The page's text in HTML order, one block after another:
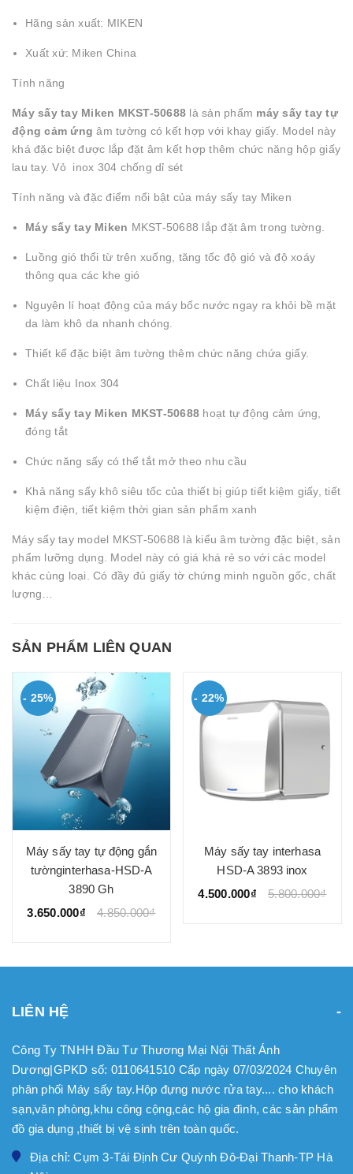
Hãng sản xuất: MIKEN
Xuất xứ: Miken China
Tính năng
Máy sấy tay Miken MKST-50688 là sản phẩm máy sấy tay tự
động cảm ứng âm tường có kết hợp với khay giấy. Model này
khá đặc biệt được lắp đặt âm kết hợp thêm chức năng hộp giấy
lau tay. Vỏ inox 304 chống dỉ sét
Tính năng và đặc điểm nổi bật của máy sấy tay Miken
Máy sấy tay Miken MKST-50688 lắp đặt âm trong tường.
Luồng gió thổi từ trên xuống, tăng tốc độ gió và độ xoáy
thông qua các khe gió
Nguyên lí hoạt động của máy bốc nước ngay ra khỏi bề mặt
da làm khô da nhanh chóng.
Thiết kế đặc biệt âm tường thêm chức năng chứa giấy.
Chất liệu Inox 304
Máy sấy tay Miken MKST-50688 hoạt tự động cảm ứng,
đóng tắt
Chức năng sấy có thể tắt mở theo nhu cầu
Khả năng sấy khô siêu tốc của thiết bị giúp tiết kiệm giấy, tiết
kiệm điện, tiết kiệm thời gian sản phẩm xanh
Máy sấy tay model MKST-50688 là kiểu âm tường đặc biệt, sản
phẩm lưỡng dụng. Model này có giá khá rẻ so với các model
khác cùng loại. Có đầy đủ giấy tờ chứng minh nguồn gốc, chất
lượng…
SẢN PHẨM LIÊN QUAN
- 25%
Máy sấy tay tự động gắn
tườnginterhasa-HSD-A
3890 Gh
3.650.000₫
4.850.000₫
- 22%
Máy sấy tay interhasa
HSD-A 3893 inox
4.500.000₫
5.800.000₫
LIÊN HỆ
Công Ty TNHH Đầu Tư Thương Mại Nội Thất Ánh
Dương|GPKD số: 0110641510 Cấp ngày 07/03/2024 Chuyên
phân phối Máy sấy tay.Hộp đựng nước rửa tay.... cho khách
sạn,văn phòng,khu công cộng,các hộ gia đình, các sản phẩm
đồ gia dụng ,thiết bị vệ sinh trên toàn quốc.
Địa chỉ: Cụm 3-Tái Định Cư Quỳnh Đô-Đại Thanh-TP Hà